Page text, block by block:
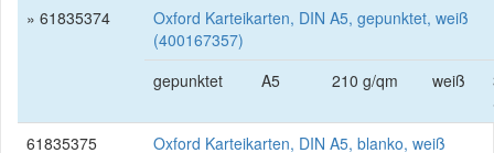
» 61835374
Oxford Karteikarten, DIN A5, gepunktet, weiß
(400167357)
gepunktet
A5 210 g/qm weiß
61835375
Oxford Karteikarten, DIN A5, blanko, weiß